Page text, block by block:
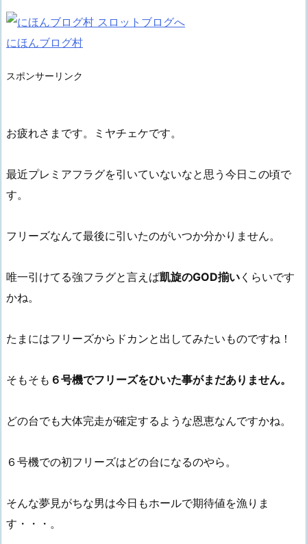
にほんブログ村
スポンサーリンク
お疲れさまです。ミヤチェケです。
最近プレミアフラグを引いていないなと思う今日この頃で
す。
フリーズなんて最後に引いたのがいつか分かりません。
唯一引けてる強フラグと言えば凱旋のGOD揃い くらいです
かね。
たまにはフリーズからドカンと出してみたいものですね！
そもそも ６号機でフリーズをひいた事がまだありません。
どの台でも大体完走が確定するような恩恵なんですかね。
６号機での初フリーズはどの台になるのやら。
そんな夢見がちな男は今日もホールで期待値を漁りま
す・・・。